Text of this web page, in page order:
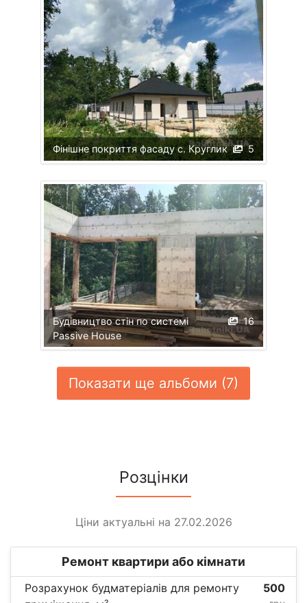
5
Фінішне покриття фасаду с. Круглик
16
Будівництво стін по системі
Passive House
Показати ще альбоми (7)
Розцінки
Ціни актуальні на 27.02.2026
Ремонт квартири або кімнати
Розрахунок будматеріалів для ремонту
500